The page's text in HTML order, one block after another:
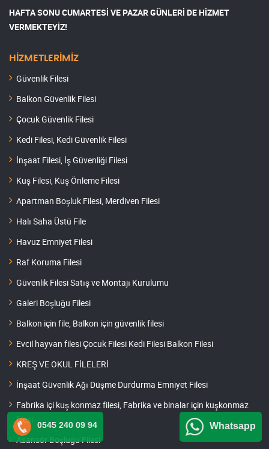
HAFTA SONU CUMARTESİ VE PAZAR GÜNLERİ DE HİZMET
VERMEKTEYİZ!
HİZMETLERİMİZ
Güvenlik Filesi
Balkon Güvenlik Filesi
Çocuk Güvenlik Filesi
Kedi Filesi, Kedi Güvenlik Filesi
İnşaat Filesi, İş Güvenliği Filesi
Kuş Filesi, Kuş Önleme Filesi
Apartman Boşluk Filesi, Merdiven Filesi
Halı Saha Üstü File
Havuz Emniyet Filesi
Raf Koruma Filesi
Güvenlik Filesi Satış ve Montajı Kurulumu
Galeri Boşluğu Filesi
Balkon için file, Balkon için güvenlik filesi
Evcil hayvan filesi Çocuk Filesi Kedi Filesi Balkon Filesi
KREŞ VE OKUL FİLELERİ
İnşaat Güvenlik Ağı Düşme Durdurma Emniyet Filesi
Fabrika içi kuş konmaz filesi, Fabrika ve binalar için kuşkonmaz
filesi
Asansör Boşluğu Filesi
0545 240 09 94 Whatsapp